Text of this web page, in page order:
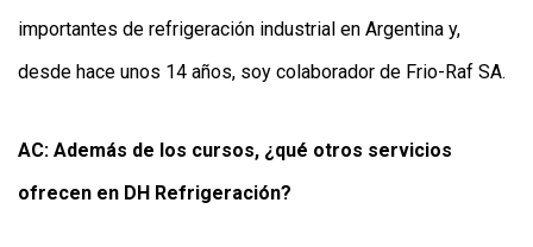
importantes de refrigeración industrial en Argentina y,
desde hace unos 14 años, soy colaborador de Frio-Raf SA.
AC: Además de los cursos, ¿qué otros servicios
ofrecen en DH Refrigeración?